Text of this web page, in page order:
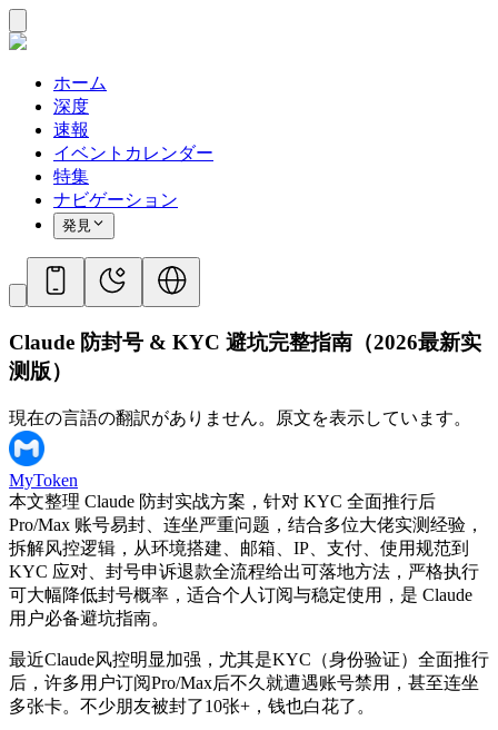
ホーム
深度
速報
イベントカレンダー
特集
ナビゲーション
発見
Claude 防封号 & KYC 避坑完整指南（2026最新实
测版）
現在の言語の翻訳がありません。原文を表示しています。
MyToken
本文整理 Claude 防封实战方案，针对 KYC 全面推行后
Pro/Max 账号易封、连坐严重问题，结合多位大佬实测经验，
拆解风控逻辑，从环境搭建、邮箱、IP、支付、使用规范到
KYC 应对、封号申诉退款全流程给出可落地方法，严格执行
可大幅降低封号概率，适合个人订阅与稳定使用，是 Claude
用户必备避坑指南。
最近Claude风控明显加强，尤其是KYC（身份验证）全面推行
后，许多用户订阅Pro/Max后不久就遭遇账号禁用，甚至连坐
多张卡。不少朋友被封了10张+，钱也白花了。